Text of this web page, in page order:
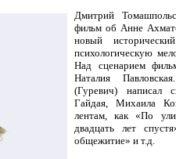
Дмитрий
фильм об Анне
новый
психологическую
Над сценарием
Наталия
(Гуревич) написал
Гайдая, Михаила
лентам, как «По
двадцать лет
общежитие» и т.д.